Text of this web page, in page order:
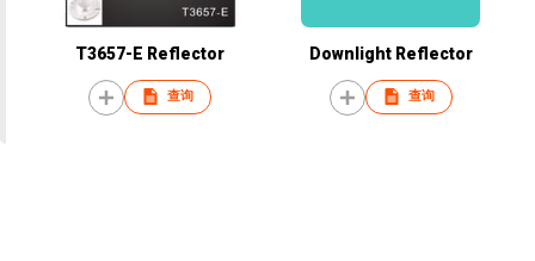
T3657-E Reflector
查询
Downlight Reflector
查询